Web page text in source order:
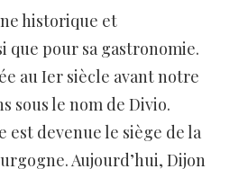
historique et
que pour sa gastronomie.
au Ier siècle avant notre
sous le nom de Divio.
est devenue le siège de la
Aujourd’hui, Dijon